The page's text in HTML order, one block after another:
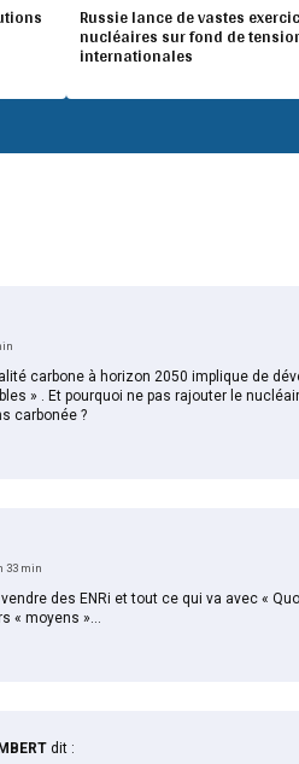
Russie lance de vastes
nucléaires sur fond de
internationales
carbone à horizon 2050 implique de
» . Et pourquoi ne pas rajouter le
carbonée ?
33 min
vendre des ENRi et tout ce qui va avec «
« moyens »…
dit :